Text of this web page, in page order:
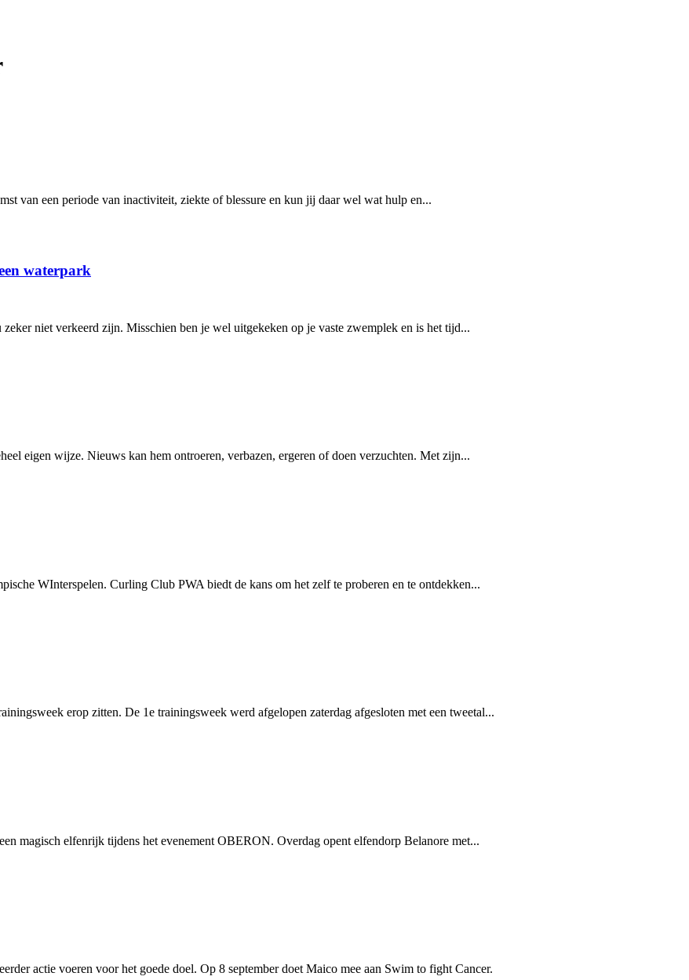
van een periode van inactiviteit, ziekte of blessure en kun jij daar wel wat hulp en...
waterpark
niet verkeerd zijn. Misschien ben je wel uitgekeken op je vaste zwemplek en is het tijd...
eigen wijze. Nieuws kan hem ontroeren, verbazen, ergeren of doen verzuchten. Met zijn...
WInterspelen. Curling Club PWA biedt de kans om het zelf te proberen en te ontdekken...
erop zitten. De 1e trainingsweek werd afgelopen zaterdag afgesloten met een tweetal...
magisch elfenrijk tijdens het evenement OBERON. Overdag opent elfendorp Belanore met...
actie voeren voor het goede doel. Op 8 september doet Maico mee aan Swim to fight Cancer.